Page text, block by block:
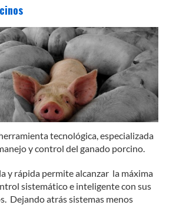
tecnológica, especializada
y control del ganado porcino.
y rápida permite alcanzar la máxima
sistemático e inteligente con sus
Dejando atrás sistemas menos